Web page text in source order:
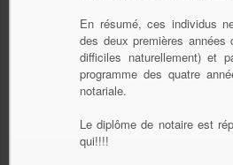
En résumé, ces individus
des deux premières
difficiles naturellement) et
programme des quatre
notariale.
Le diplôme de notaire est
qui!!!!